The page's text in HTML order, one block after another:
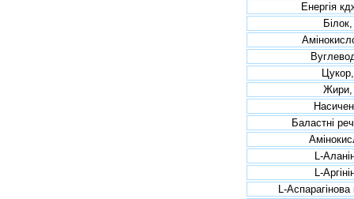
Енергія
Білок,
Жири,
Баластні
L-
L-
L-